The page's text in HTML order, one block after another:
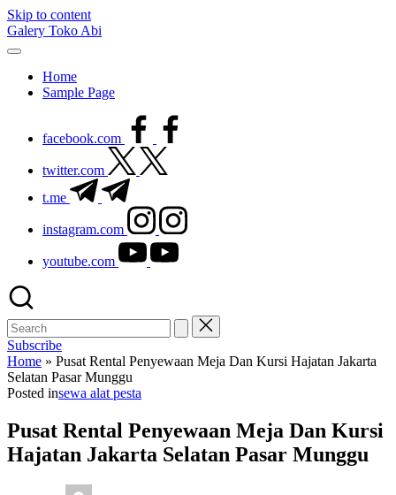
Skip to content
Galery Toko Abi
Home
Sample Page
facebook.com
twitter.com
t.me
instagram.com
youtube.com
Subscribe
Home » Pusat Rental Penyewaan Meja Dan Kursi Hajatan Jakarta
Selatan Pasar Munggu
Posted insewa alat pesta
Pusat Rental Penyewaan Meja Dan Kursi
Hajatan Jakarta Selatan Pasar Munggu